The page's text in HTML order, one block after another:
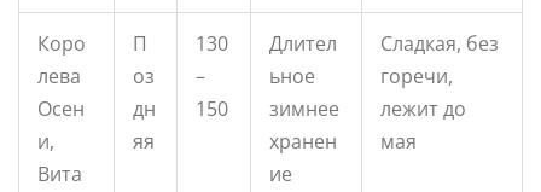
Коро
лева
Осен
и,
Вита
П
оз
дн
яя
130
–
150
Длител
ьное
зимнее
хранен
ие
Сладкая, без
горечи,
лежит до
мая